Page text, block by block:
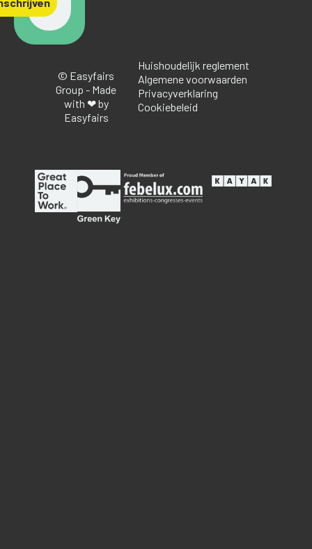
© Easyfairs
Group - Made
with ❤ by
Easyfairs
Huishoudelijk reglement
Algemene voorwaarden
Privacyverklaring
Cookiebeleid